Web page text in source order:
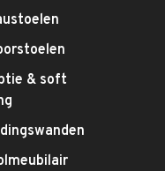
& soft